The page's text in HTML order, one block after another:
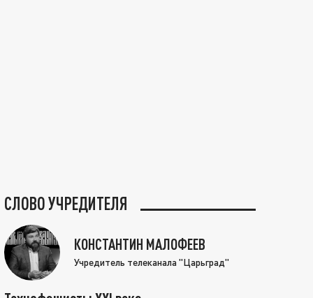
СЛОВО УЧРЕДИТЕЛЯ
КОНСТАНТИН МАЛОФЕЕВ
Учредитель телеканала "Царьград"